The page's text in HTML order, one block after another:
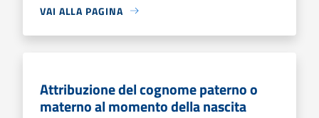
VAI ALLA PAGINA
Attribuzione del cognome paterno o
materno al momento della nascita